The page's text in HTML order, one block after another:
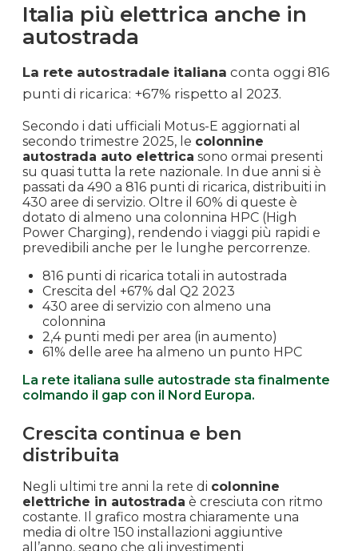
Italia più elettrica anche in
autostrada
La rete autostradale italiana conta oggi 816
punti di ricarica: +67% rispetto al 2023.
Secondo i dati ufficiali Motus-E aggiornati al
secondo trimestre 2025, le colonnine
autostrada auto elettrica sono ormai presenti
su quasi tutta la rete nazionale. In due anni si è
passati da 490 a 816 punti di ricarica, distribuiti in
430 aree di servizio. Oltre il 60% di queste è
dotato di almeno una colonnina HPC (High
Power Charging), rendendo i viaggi più rapidi e
prevedibili anche per le lunghe percorrenze.
816 punti di ricarica totali in autostrada
Crescita del +67% dal Q2 2023
430 aree di servizio con almeno una
colonnina
2,4 punti medi per area (in aumento)
61% delle aree ha almeno un punto HPC
La rete italiana sulle autostrade sta finalmente
colmando il gap con il Nord Europa.
Crescita continua e ben
distribuita
Negli ultimi tre anni la rete di colonnine
elettriche in autostrada è cresciuta con ritmo
costante. Il grafico mostra chiaramente una
media di oltre 150 installazioni aggiuntive
all’anno, segno che gli investimenti